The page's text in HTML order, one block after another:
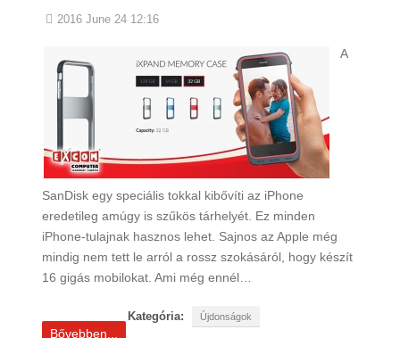
2016 June 24 12:16
A
SanDisk egy speciális tokkal kibővíti az iPhone
eredetileg amúgy is szűkös tárhelyét. Ez minden
iPhone-tulajnak hasznos lehet. Sajnos az Apple még
mindig nem tett le arról a rossz szokásáról, hogy készít
16 gigás mobilokat. Ami még ennél…
Kategória: Újdonságok
Bővebben...